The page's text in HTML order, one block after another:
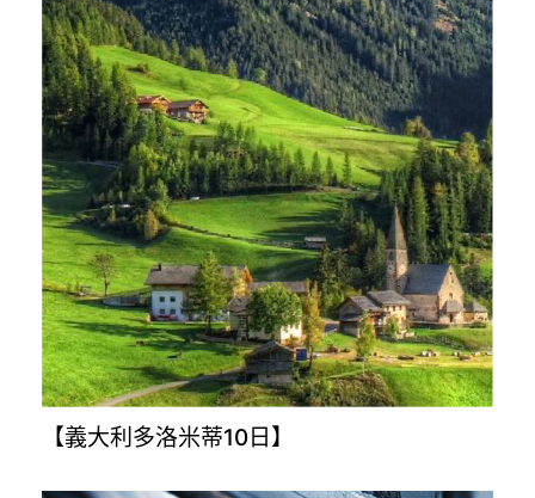
【義大利多洛米蒂10日】